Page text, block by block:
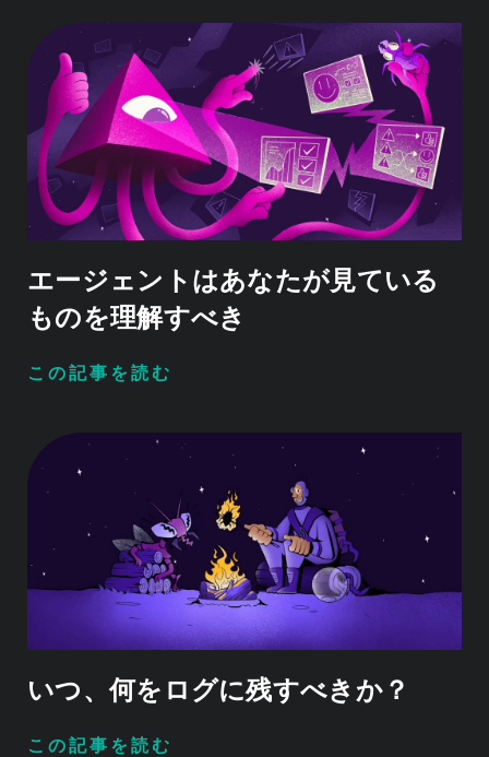
エージェントはあなたが見ている
ものを理解すべき
この記事を読む
いつ、何をログに残すべきか？
この記事を読む